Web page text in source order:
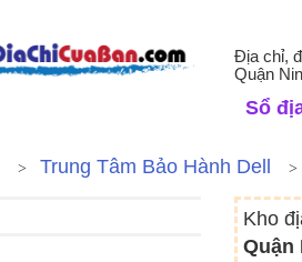
Địa chỉ,
Quận
Sổ
Trung Tâm Bảo Hành Dell
Kho
Quận